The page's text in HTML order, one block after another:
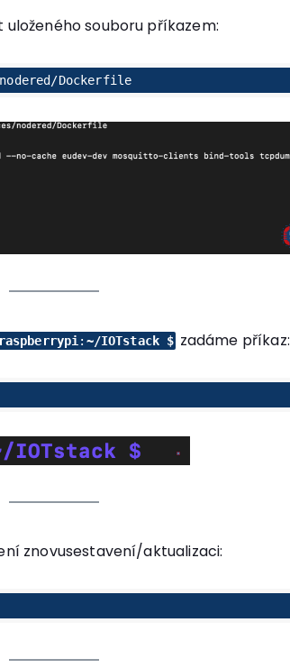
souboru příkazem:
Dockerfile
: ~/IOTstack $ zadáme příkaz:
znovusestavení/aktualizaci: